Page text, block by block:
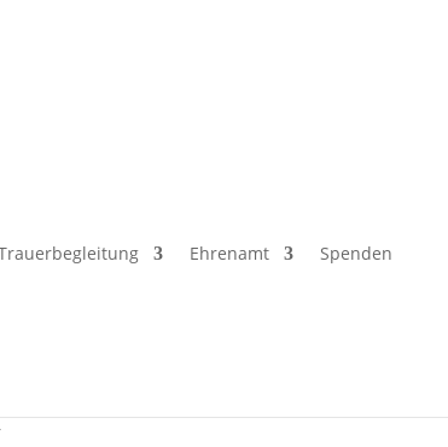
Ehrenamt
Spenden